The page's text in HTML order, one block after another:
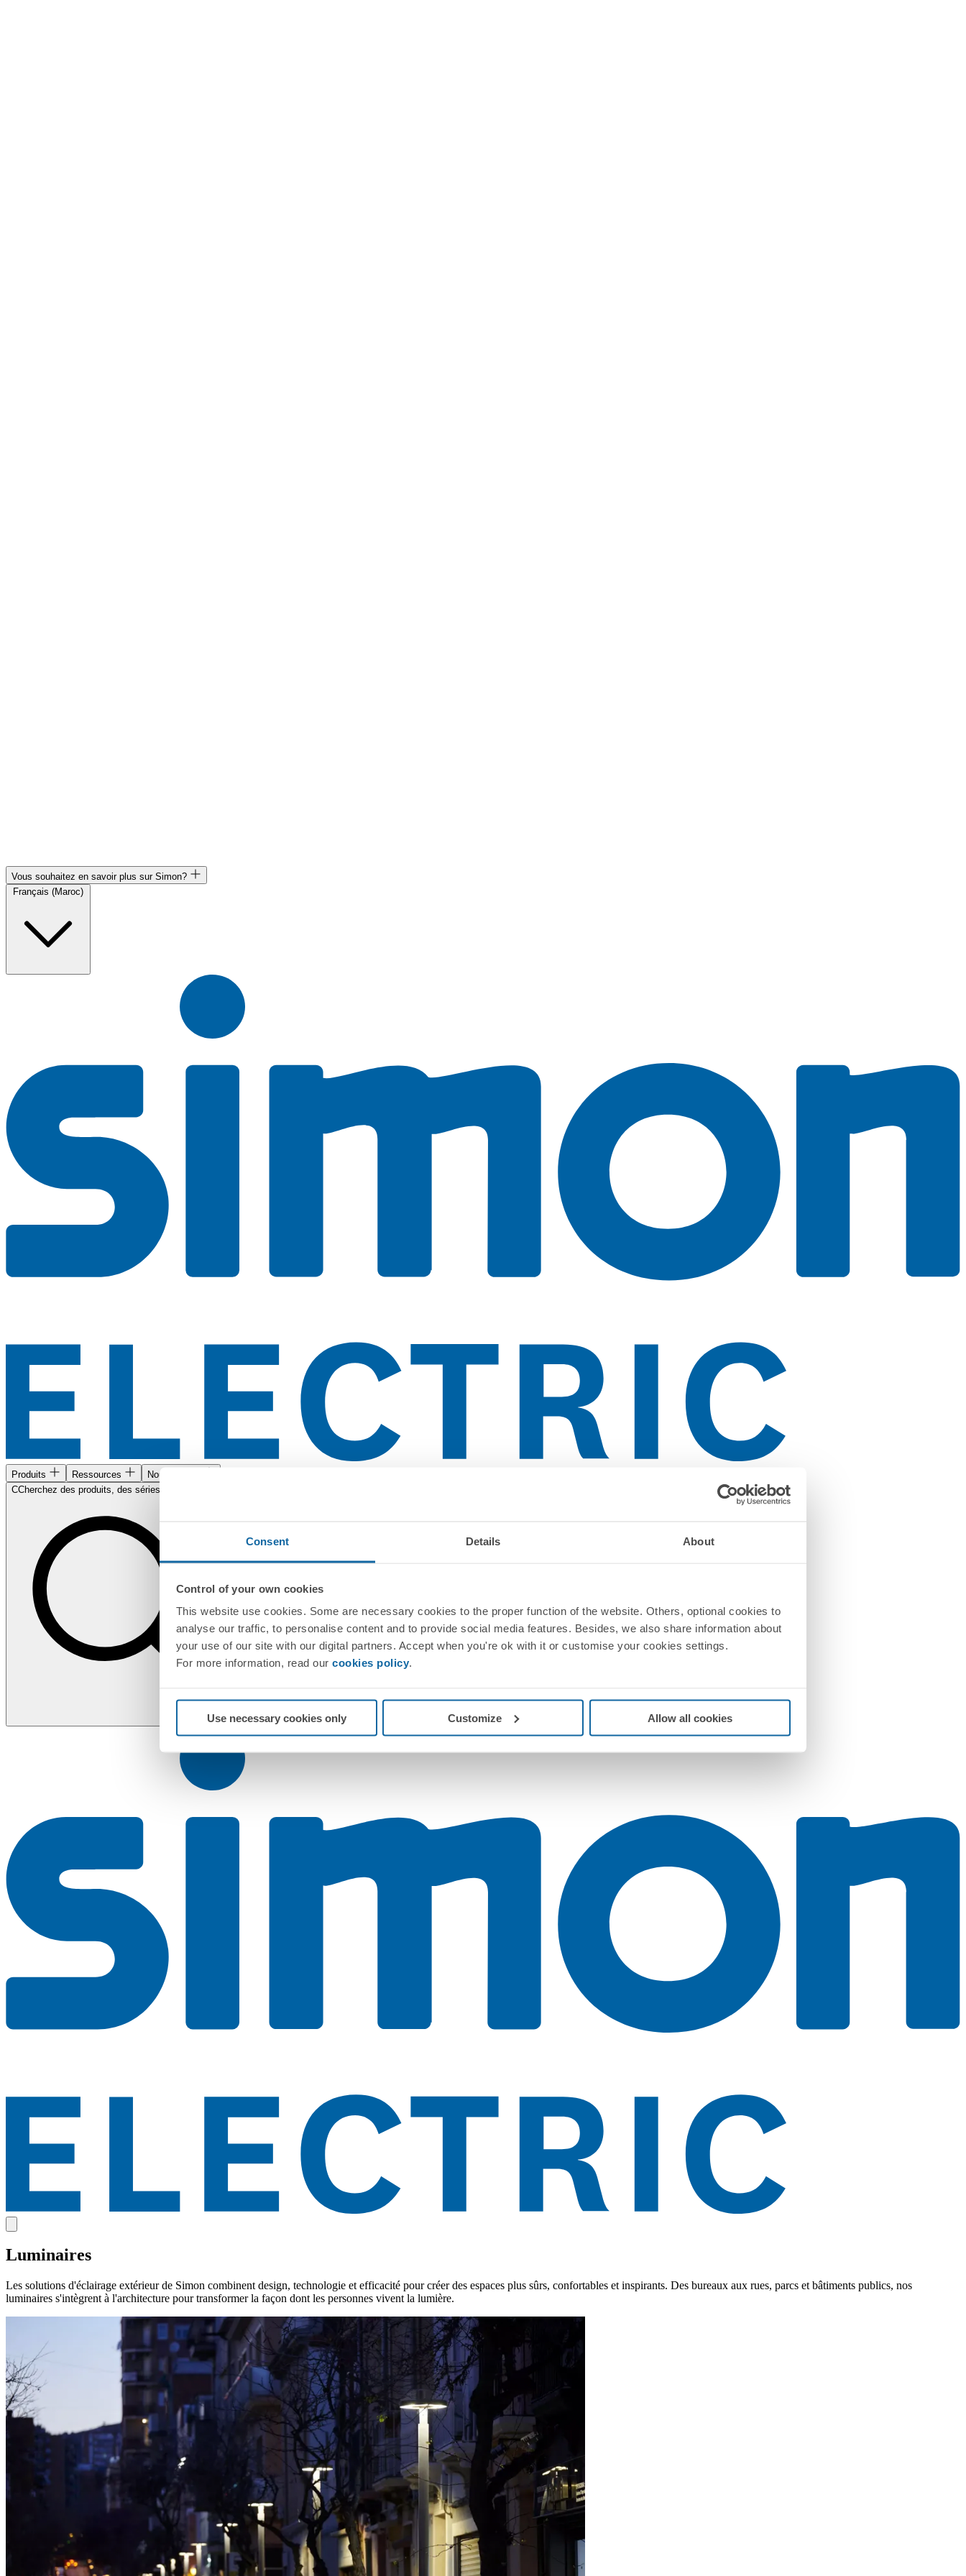
Consent Details About
Control of your own cookies
This website use cookies. Some are necessary cookies to the proper function of the website. Others, optional cookies to
analyse our traffic, to personalise content and to provide social media features. Besides, we also share information about
your use of our site with our digital partners. Accept when you're ok with it or customise your cookies settings.
For more information, read our cookies policy.
Use necessary cookies only Customize Allow all cookies
Vous souhaitez en savoir plus sur Simon?
Produits Ressources
Nous trouver
CCherchez des produits, des séries, des documents...
Luminaires
Les solutions d'éclairage extérieur de Simon combinent design, technologie et efficacité pour créer des espaces plus sûrs, confortables et inspirants. Des bureaux aux rues, parcs et bâtiments publics, nos
luminaires s'intègrent à l'architecture pour transformer la façon dont les personnes vivent la lumière.